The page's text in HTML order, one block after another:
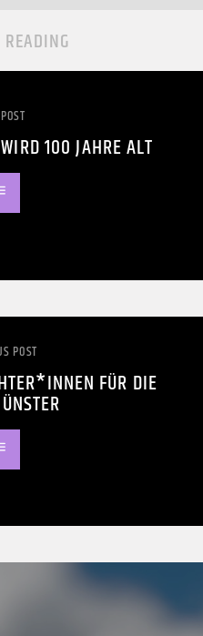
100 JAHRE ALT
POST
FÜR DIE